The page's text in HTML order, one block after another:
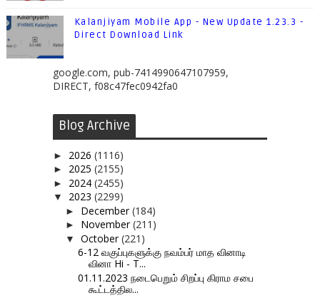
Kalanjiyam Mobile App - New Update 1.23.3 -
Direct Download Link
google.com, pub-7414990647107959,
DIRECT, f08c47fec0942fa0
Blog Archive
► 2026 (1116)
► 2025 (2155)
► 2024 (2455)
▼ 2023 (2299)
► December(184)
► November(211)
▼ October(221)
6-12 வகுப்புகளுக்கு நவம்பர் மாத வினாடி
வினா Hi - T...
01.11.2023 நடைபெறும் சிறப்பு கிராம சபை
கூட்டத்தில...